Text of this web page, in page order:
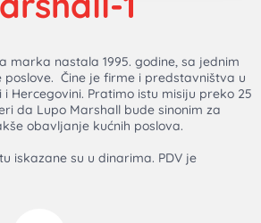
marka nastala 1995. godine, sa jednim
poslove. Čine je firme i predstavništva u
i Hercegovini. Pratimo istu misiju preko 25
da Lupo Marshall bude sinonim za
obavljanje kućnih poslova.
iskazane su u dinarima. PDV je